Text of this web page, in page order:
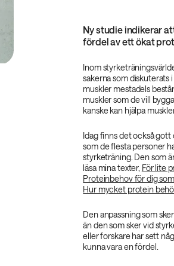
Ny studie indikerar
fördel av ett ökat
Inom
sakerna som
muskler mestadels
muskler som de vill
kanske kan hjälpa
Idag finns det också
som de flesta personer
styrketräning. Den som
läsa mina texter, För lite
Proteinbehov för dig
Hur mycket protein
Den anpassning som
än den som sker vid
eller forskare har sett
kunna vara en fördel.